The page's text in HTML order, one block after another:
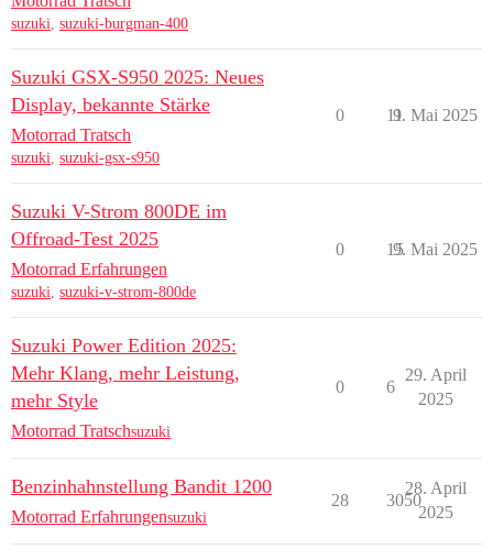
suzuki, suzuki-burgman-400
Suzuki GSX-S950 2025: Neues
Display, bekannte Stärke
Motorrad Tratsch
suzuki, suzuki-gsx-s950
0 119. Mai 2025
Suzuki V-Strom 800DE im
Offroad-Test 2025
Motorrad Erfahrungen
suzuki, suzuki-v-strom-800de
0 15
9. Mai 2025
Suzuki Power Edition 2025:
Mehr Klang, mehr Leistung,
mehr Style
Motorrad Tratschsuzuki
0 6
29. April
2025
Benzinhahnstellung Bandit 1200
Motorrad Erfahrungensuzuki
28 3050
28. April
2025